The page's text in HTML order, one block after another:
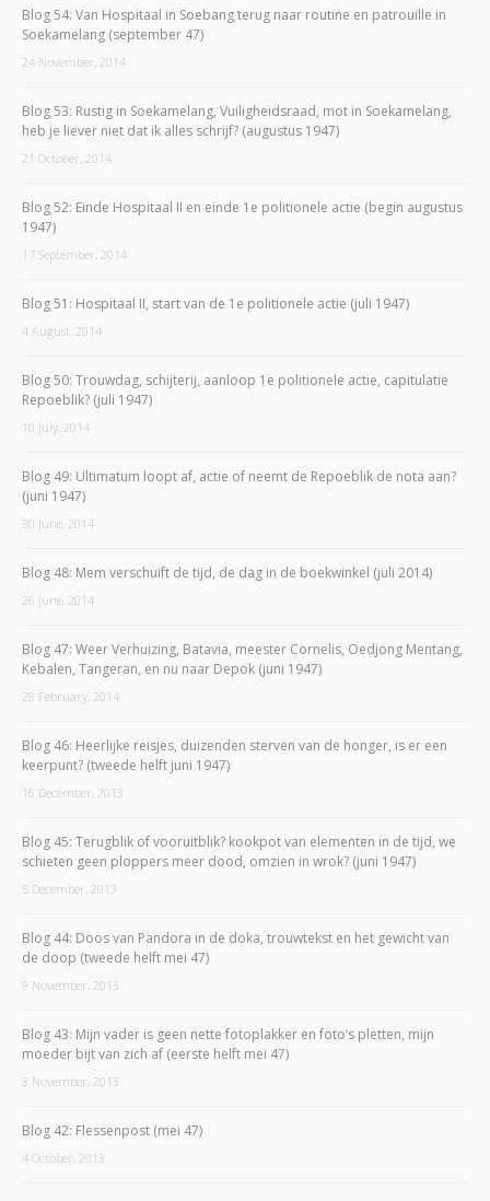
Blog 54: Van Hospitaal in Soebang terug naar routine en patrouille in
Soekamelang (september 47)
24 November, 2014
Blog 53: Rustig in Soekamelang, Vuiligheidsraad, mot in Soekamelang,
heb je liever niet dat ik alles schrijf? (augustus 1947)
21 October, 2014
Blog 52: Einde Hospitaal II en einde 1e politionele actie (begin augustus
1947)
17 September, 2014
Blog 51: Hospitaal II, start van de 1e politionele actie (juli 1947)
4 August, 2014
Blog 50: Trouwdag, schijterij, aanloop 1e politionele actie, capitulatie
Repoeblik? (juli 1947)
10 July, 2014
Blog 49: Ultimatum loopt af, actie of neemt de Repoeblik de nota aan?
(juni 1947)
30 June, 2014
Blog 48: Mem verschuift de tijd, de dag in de boekwinkel (juli 2014)
26 June, 2014
Blog 47: Weer Verhuizing, Batavia, meester Cornelis, Oedjong Mentang,
Kebalen, Tangeran, en nu naar Depok (juni 1947)
28 February, 2014
Blog 46: Heerlijke reisjes, duizenden sterven van de honger, is er een
keerpunt? (tweede helft juni 1947)
16 December, 2013
Blog 45: Terugblik of vooruitblik? kookpot van elementen in de tijd, we
schieten geen ploppers meer dood, omzien in wrok? (juni 1947)
5 December, 2013
Blog 44: Doos van Pandora in de doka, trouwtekst en het gewicht van
de doop (tweede helft mei 47)
9 November, 2013
Blog 43: Mijn vader is geen nette fotoplakker en foto’s pletten, mijn
moeder bijt van zich af (eerste helft mei 47)
3 November, 2013
Blog 42: Flessenpost (mei 47)
4 October, 2013